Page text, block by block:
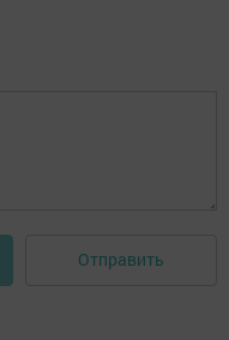
Отправить